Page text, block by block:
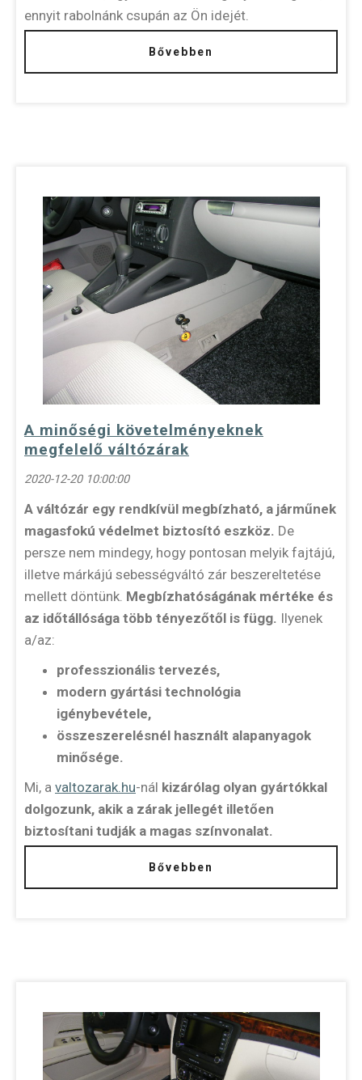
ennyit rabolnánk csupán az Ön idejét.
Bővebben
A minőségi követelményeknek
megfelelő váltózárak
2020-12-20 10:00:00
A váltózár egy rendkívül megbízható, a járműnek
magasfokú védelmet biztosító eszköz. De
persze nem mindegy, hogy pontosan melyik fajtájú,
illetve márkájú sebességváltó zár beszereltetése
mellett döntünk. Megbízhatóságának mértéke és
az időtállósága több tényezőtől is függ. Ilyenek
a/az:
professzionális tervezés,
modern gyártási technológia
igénybevétele,
összeszerelésnél használt alapanyagok
minősége.
Mi, a valtozarak.hu-nál kizárólag olyan gyártókkal
dolgozunk, akik a zárak jellegét illetően
biztosítani tudják a magas színvonalat.
Bővebben